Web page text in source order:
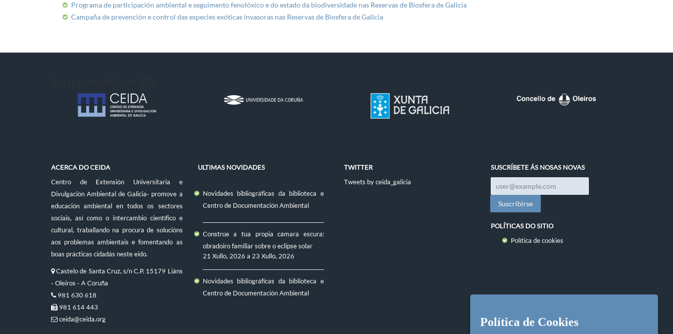
Programa de participación ambiental e seguimento fenolóxico e do estado da biodiversidade nas Reservas de Biosfera de Galicia
Campaña de prevención e control das especies exóticas invasoras nas Reservas de Biosfera de Galicia
ACERCA DO CEIDA
Centro de Extensión Universitaria e
Divulgación Ambiental de Galicia- promove a
educación ambiental en todos os sectores
sociais, así como o intercambio científico e
cultural, traballando na procura de solucións
aos problemas ambientais e fomentando as
boas prácticas cidadás neste eido.
Castelo de Santa Cruz, s/n C.P. 15179 Liáns
- Oleiros - A Coruña
981 630 618
981 614 443
ceida@ceida.org
ULTIMAS NOVIDADES
Novidades bibliográficas da biblioteca e
Centro de Documentación Ambiental
Constrúe a túa propia cámara escura:
obradoiro familiar sobre o eclipse solar
21 Xullo, 2026 a 23 Xullo, 2026
Novidades bibliográficas da biblioteca e
Centro de Documentación Ambiental
TWITTER
Tweets by ceida_galicia
SUSCRÍBETE ÁS NOSAS NOVAS
POLÍTICAS DO SITIO
Política de cookies
Política de Cookies